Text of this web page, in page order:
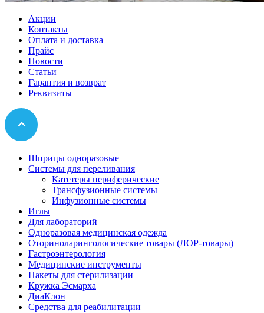
Акции
Контакты
Оплата и доставка
Прайс
Новости
Статьи
Гарантия и возврат
Реквизиты
Шприцы одноразовые
Системы для переливания
Катетеры периферические
Трансфузионные системы
Инфузионные системы
Иглы
Для лабораторий
Одноразовая медицинская одежда
Оториноларингологические товары (ЛОР-товары)
Гастроэнтерология
Медицинские инструменты
Пакеты для стерилизации
Кружка Эсмарха
ДиаКлон
Средства для реабилитации